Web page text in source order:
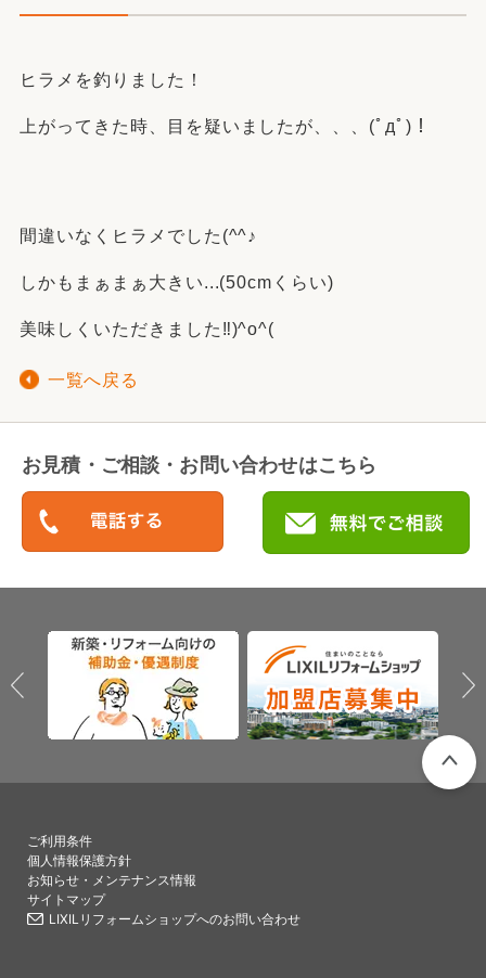
ヒラメを釣りました！
上がってきた時、目を疑いましたが、、、(ﾟдﾟ)！
間違いなくヒラメでした(^^♪
しかもまぁまぁ大きい...(50cmくらい)
美味しくいただきました‼)^o^(
一覧へ戻る
お見積・ご相談・お問い合わせはこちら
ご利用条件
個人情報保護方針
お知らせ・メンテナンス情報
サイトマップ
LIXILリフォームショップへのお問い合わせ